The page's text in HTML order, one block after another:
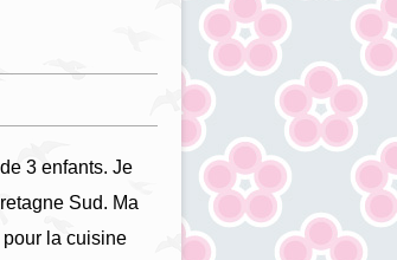
3 enfants. Je
Sud. Ma
la cuisine